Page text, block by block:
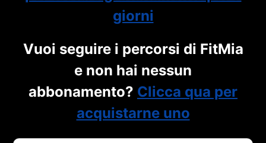
giorni
Vuoi seguire i percorsi di FitMia
e non hai nessun
abbonamento? Clicca qua per
acquistarne uno